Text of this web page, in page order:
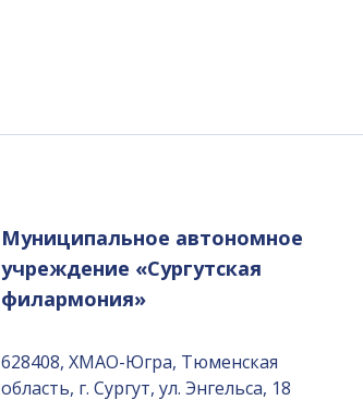
Муниципальное автономное
учреждение «Сургутская
филармония»
628408, ХМАО-Югра, Тюменская
область, г. Сургут, ул. Энгельса, 18